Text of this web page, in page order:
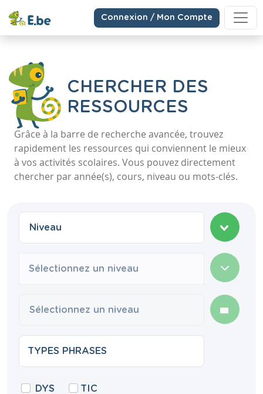
Connexion / Mon Compte
CHERCHER DES
RESSOURCES
Grâce à la barre de recherche avancée, trouvez
rapidement les ressources qui conviennent le mieux
à vos activités scolaires. Vous pouvez directement
chercher par année(s), cours, niveau ou mots-clés.
Sélectionnez un niveau
DYS TIC